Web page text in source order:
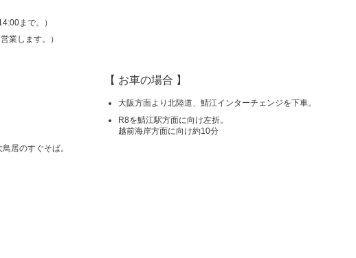
まで。）
業します。）
居のすぐそば。
【 お車の場合 】
大阪方面より北陸道、鯖江インターチェンジを下車。
R8を鯖江駅方面に向け左折。
越前海岸方面に向け約10分